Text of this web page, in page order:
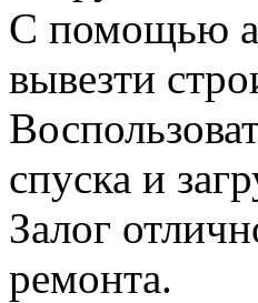
С помощью
вывезти
спуска и
Залог
ремонта.